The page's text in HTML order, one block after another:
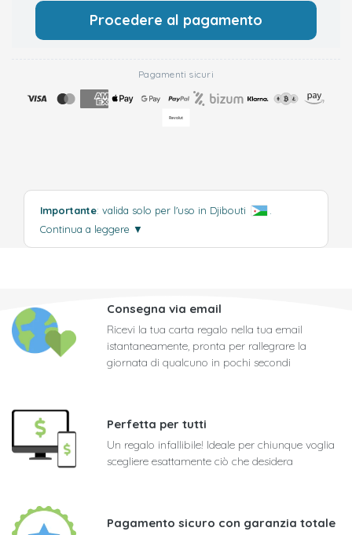
Procedere al pagamento
Pagamenti sicuri
Importante: valida solo per l'uso in Djibouti
Continua a leggere ▼
Consegna via email
Ricevi la tua carta regalo nella tua email
istantaneamente, pronta per rallegrare la
giornata di qualcuno in pochi secondi
Perfetta per tutti
Un regalo infallibile! Ideale per chiunque voglia
scegliere esattamente ciò che desidera
Pagamento sicuro con garanzia totale